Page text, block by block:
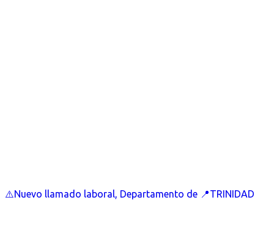
⚠️Nuevo llamado laboral, Departamento de 📍TRINIDAD